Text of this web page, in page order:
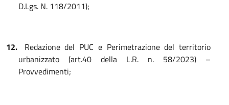
D.Lgs. N. 118/2011);
12.
Redazione del PUC e Perimetrazione del territorio
urbanizzato (art.40 della L.R. n. 58/2023) –
Provvedimenti;